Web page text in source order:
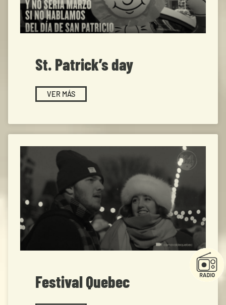
St. Patrick’s day
VER MÁS
Festival Quebec